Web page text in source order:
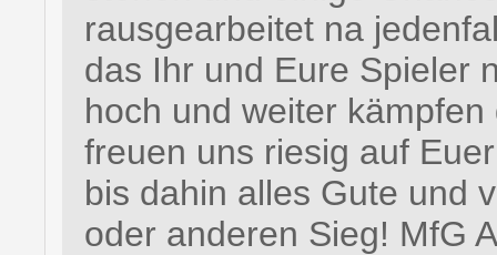
rausgearbeitet na
das Ihr und Eure Spieler
hoch und weiter
freuen uns riesig auf
bis dahin alles Gute und
oder anderen Sieg! MfG